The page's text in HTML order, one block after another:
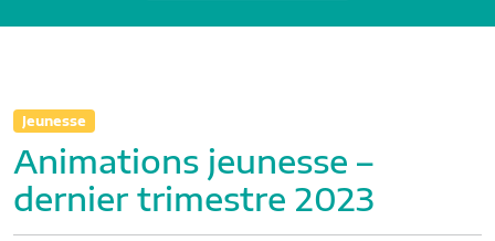
Jeunesse
Animations jeunesse –
dernier trimestre 2023